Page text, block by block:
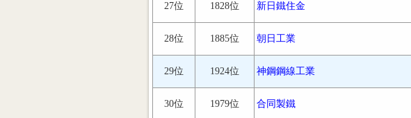
27位 1828位 新日鐵住金
28位 1885位 朝日工業
29位 1924位 神鋼鋼線工業
30位 1979位 合同製鐵